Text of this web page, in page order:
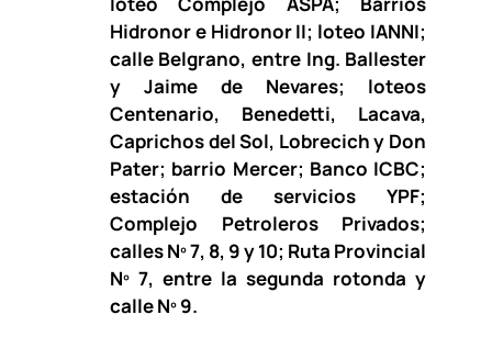
Hidronor e Hidronor II; loteo IANNI;
calle Belgrano, entre Ing. Ballester
y Jaime de Nevares; loteos
Centenario, Benedetti, Lacava,
Caprichos del Sol, Lobrecich y Don
Pater; barrio Mercer; Banco ICBC;
estación de servicios YPF;
Complejo Petroleros Privados;
calles Nº 7, 8, 9 y 10; Ruta Provincial
Nº 7, entre la segunda rotonda y
calle Nº 9.